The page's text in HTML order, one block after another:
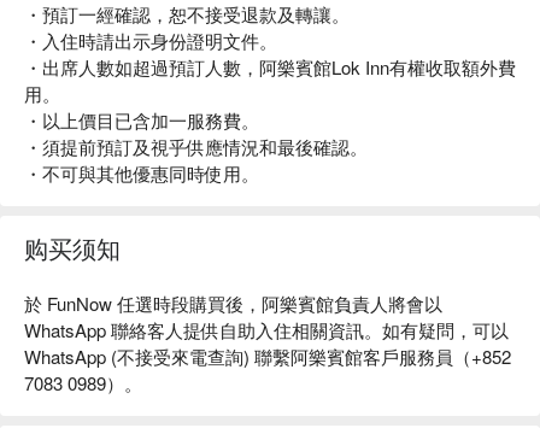
・預訂一經確認，恕不接受退款及轉讓。
・入住時請出示身份證明文件。
・出席人數如超過預訂人數，阿樂賓館Lok Inn有權收取額外費
用。
・以上價目已含加一服務費。
・須提前預訂及視乎供應情況和最後確認。
・不可與其他優惠同時使用。
购买须知
於 FunNow 任選時段購買後，阿樂賓館負責人將會以
WhatsApp 聯絡客人提供自助入住相關資訊。如有疑問，可以
WhatsApp (不接受來電查詢) 聯繫阿樂賓館客戶服務員（+852
7083 0989）。